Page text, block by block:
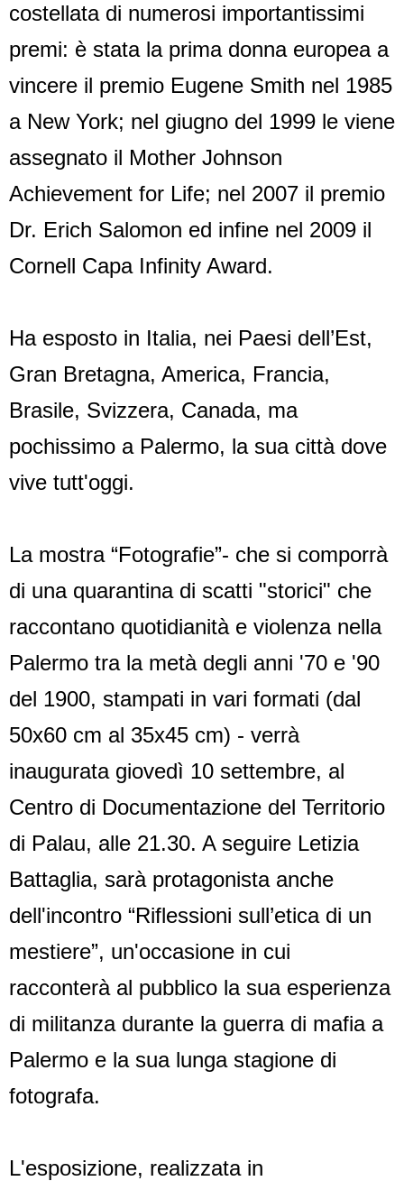
costellata di numerosi importantissimi
premi: è stata la prima donna europea a
vincere il premio Eugene Smith nel 1985
a New York; nel giugno del 1999 le viene
assegnato il Mother Johnson
Achievement for Life; nel 2007 il premio
Dr. Erich Salomon ed infine nel 2009 il
Cornell Capa Infinity Award.
Ha esposto in Italia, nei Paesi dell’Est,
Gran Bretagna, America, Francia,
Brasile, Svizzera, Canada, ma
pochissimo a Palermo, la sua città dove
vive tutt'oggi.
La mostra “Fotografie”- che si comporrà
di una quarantina di scatti "storici" che
raccontano quotidianità e violenza nella
Palermo tra la metà degli anni '70 e '90
del 1900, stampati in vari formati (dal
50x60 cm al 35x45 cm) - verrà
inaugurata giovedì 10 settembre, al
Centro di Documentazione del Territorio
di Palau, alle 21.30. A seguire Letizia
Battaglia, sarà protagonista anche
dell'incontro “Riflessioni sull’etica di un
mestiere”, un'occasione in cui
racconterà al pubblico la sua esperienza
di militanza durante la guerra di mafia a
Palermo e la sua lunga stagione di
fotografa.
L'esposizione, realizzata in